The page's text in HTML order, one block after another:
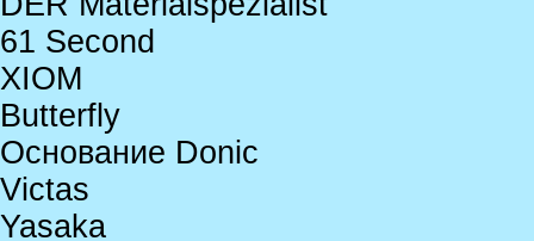
61 Second
XIOM
Butterfly
Основание Donic
Victas
Yasaka